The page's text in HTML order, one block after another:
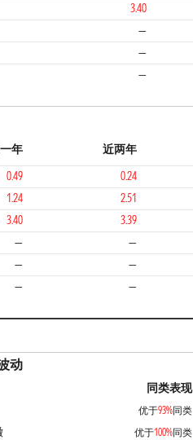
3.40
—
—
—
年 近两年
0.49 0.24
1.24 2.51
3.40 3.39
— —
— —
— —
动
同类表现
优于93%同类
优于100%同类